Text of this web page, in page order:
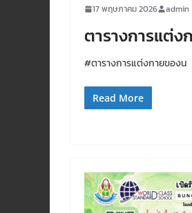
17 พฤษภาคม 2026 admin
ตารางการแต่ง
#ตารางการแต่งกายของน
Read More